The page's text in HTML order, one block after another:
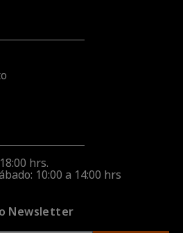
hrs.
10:00 a 14:00 hrs
Newsletter